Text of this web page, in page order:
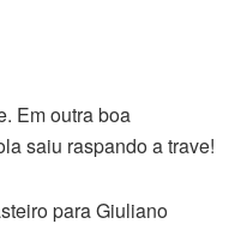
Em outra boa
saiu raspando a trave!
para Giuliano